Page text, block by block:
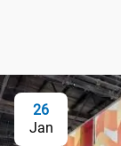
26
Jan